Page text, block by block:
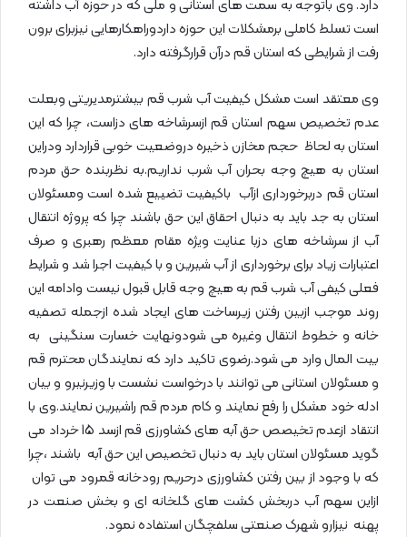
دارد. وی باتوجه به سمت های استانی و ملی که در حوزه آب داشته
است تسلط کاملی برمشکلات این حوزه داردوراهکارهایی نیزبرای برون
رفت از شرایطی که استان قم درآن قرارگرفته دارد.
وی معتقد است مشکل کیفیت آب شرب قم بیشترمدیریتی وبعلت
عدم تخصیص سهم استان قم ازسرشاخه های دزاست، چرا که این
استان به لحاظ حجم مخازن ذخیره دروضعیت خوبی قراردارد ودراین
استان به هیچ وجه بحران آب شرب نداریم.به نظربنده حق مردم
استان قم دربرخورداری ازآب باکیفیت تضییع شده است ومسئولان
استان به جد باید به دنبال احقاق این حق باشند چرا که پروژه انتقال
آب از سرشاخه های دزبا عنایت ویژه مقام معظم رهبری و صرف
اعتبارات زیاد برای برخورداری از آب شیرین و با کیفیت اجرا شد و شرایط
فعلی کیفی آب شرب قم به هیچ وجه قابل قبول نیست وادامه این
روند موجب ازبین رفتن زیرساخت های ایجاد شده ازجمله تصفیه
خانه و خطوط انتقال وغیره می شودونهایت خسارت سنگینی به
بیت المال وارد می شود.رضوی تاکید دارد که نمایندگان محترم قم
و مسئولان استانی می توانند با درخواست نشست با وزیرنیرو و بیان
ادله خود مشکل را رفع نمایند و کام مردم قم راشیرین نمایند.وی با
انتقاد ازعدم تخیصص حق آبه های کشاورزی قم ازسد 15 خرداد می
گوید مسئولان استان باید به دنبال تخصیص این حق آبه باشند ،چرا
که با وجود از بین رفتن کشاورزی درحریم رودخانه قمرود می توان
ازاین سهم آب دربخش کشت های گلخانه ای و بخش صنعت در
پهنه نیزارو شهرک صنعتی سلفچگان استفاده نمود.